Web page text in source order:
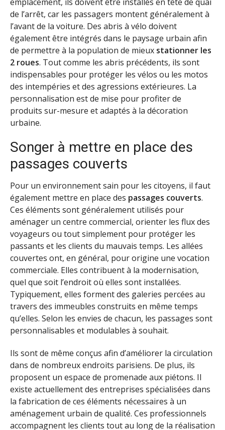
de l’arrêt, car les passagers montent généralement à
l’avant de la voiture. Des abris à vélo doivent
également être intégrés dans le paysage urbain afin
de permettre à la population de mieux stationner les
2 roues. Tout comme les abris précédents, ils sont
indispensables pour protéger les vélos ou les motos
des intempéries et des agressions extérieures. La
personnalisation est de mise pour profiter de
produits sur-mesure et adaptés à la décoration
urbaine.
Songer à mettre en place des
passages couverts
Pour un environnement sain pour les citoyens, il faut
également mettre en place des passages couverts.
Ces éléments sont généralement utilisés pour
aménager un centre commercial, orienter les flux des
voyageurs ou tout simplement pour protéger les
passants et les clients du mauvais temps. Les allées
couvertes ont, en général, pour origine une vocation
commerciale. Elles contribuent à la modernisation,
quel que soit l’endroit où elles sont installées.
Typiquement, elles forment des galeries percées au
travers des immeubles construits en même temps
qu’elles. Selon les envies de chacun, les passages sont
personnalisables et modulables à souhait.
Ils sont de même conçus afin d’améliorer la circulation
dans de nombreux endroits parisiens. De plus, ils
proposent un espace de promenade aux piétons. Il
existe actuellement des entreprises spécialisées dans
la fabrication de ces éléments nécessaires à un
aménagement urbain de qualité. Ces professionnels
accompagnent les clients tout au long de la réalisation